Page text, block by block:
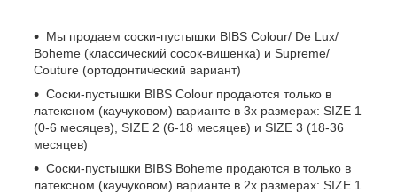
Мы продаем соски-пустышки BIBS Colour/ De Lux/
Boheme (классический сосок-вишенка) и Supreme/
Couture (ортодонтический вариант)
Соски-пустышки BIBS Colour продаются только в
латексном (каучуковом) варианте в 3х размерах: SIZE 1
(0-6 месяцев), SIZE 2 (6-18 месяцев) и SIZE 3 (18-36
месяцев)
Соски-пустышки BIBS Boheme продаются в только в
латексном (каучуковом) варианте в 2х размерах: SIZE 1